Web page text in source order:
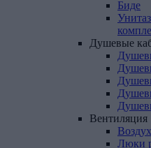
Биде
Душевые
Вентиляция
Люки